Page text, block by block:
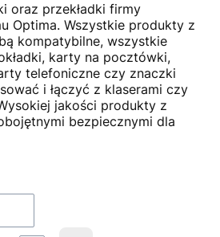
oraz przekładki firmy
Optima. Wszystkie produkty z
kompatybilne, wszystkie
karty na pocztówki,
telefoniczne czy znaczki
i łączyć z klaserami czy
jakości produkty z
bezpiecznymi dla